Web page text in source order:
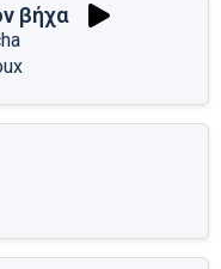
βήχα